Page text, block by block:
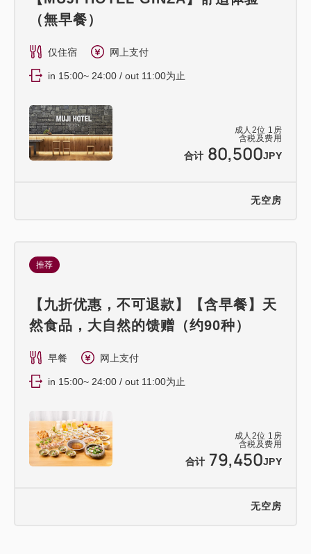
成人 2位 1 房
含税及费用
合计 80,500JPY
（無早餐）
仅住宿 网上支付
in 15:00~ 24:00 / out 11:00为止
无空房
成人 2位 1 房
含税及费用
合计 79,450JPY
推荐
【九折优惠，不可退款】【含早餐】天
然食品，大自然的馈赠（约90种）
早餐 网上支付
in 15:00~ 24:00 / out 11:00为止
无空房